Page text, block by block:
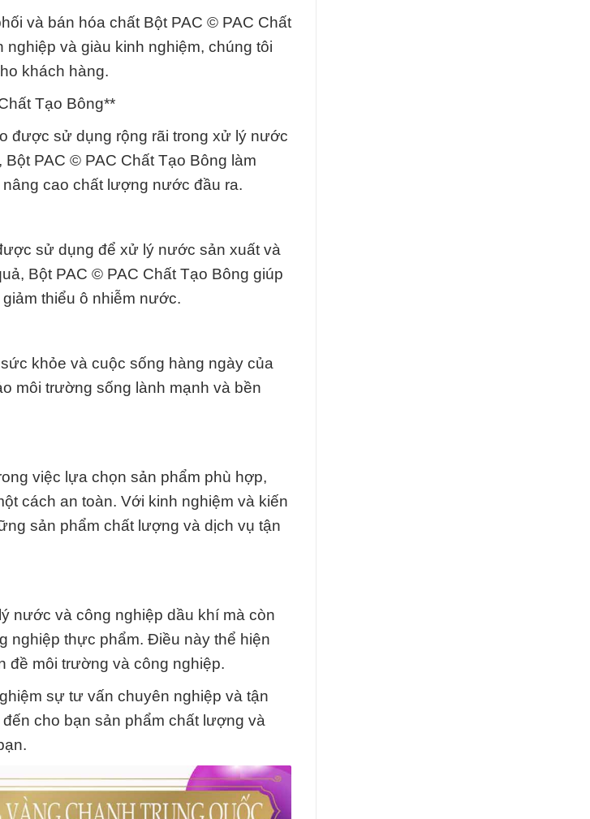
và bán hóa chất Bột PAC © PAC Chất
và giàu kinh nghiệm, chúng tôi
khách hàng.
Tạo Bông**
được sử dụng rộng rãi trong xử lý nước
PAC © PAC Chất Tạo Bông làm
cao chất lượng nước đầu ra.
sử dụng để xử lý nước sản xuất và
Bột PAC © PAC Chất Tạo Bông giúp
thiểu ô nhiễm nước.
khỏe và cuộc sống hàng ngày của
môi trường sống lành mạnh và bền
việc lựa chọn sản phẩm phù hợp,
cách an toàn. Với kinh nghiệm và kiến
sản phẩm chất lượng và dịch vụ tận
nước và công nghiệp dầu khí mà còn
nghiệp thực phẩm. Điều này thể hiện
đề môi trường và công nghiệp.
sự tư vấn chuyên nghiệp và tận
cho bạn sản phẩm chất lượng và